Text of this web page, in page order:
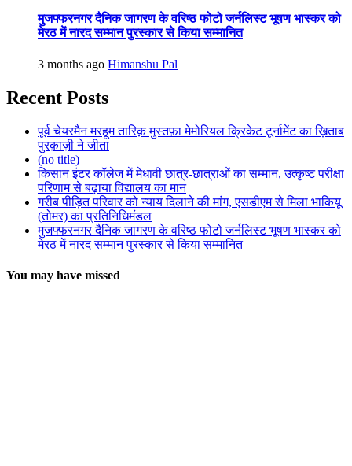
मुजफ्फरनगर दैनिक जागरण के वरिष्ठ फोटो जर्नलिस्ट भूषण भास्कर को
मेरठ में नारद सम्मान पुरस्कार से किया सम्मानित
3 months ago Himanshu Pal
Recent Posts
पूर्व चेयरमैन मरहूम तारिक़ मुस्तफ़ा मेमोरियल क्रिकेट टूर्नामेंट का ख़िताब
पुरक़ाज़ी ने जीता
(no title)
किसान इंटर कॉलेज में मेधावी छात्र-छात्राओं का सम्मान, उत्कृष्ट परीक्षा
परिणाम से बढ़ाया विद्यालय का मान
गरीब पीड़ित परिवार को न्याय दिलाने की मांग, एसडीएम से मिला भाकियू
(तोमर) का प्रतिनिधिमंडल
मुजफ्फरनगर दैनिक जागरण के वरिष्ठ फोटो जर्नलिस्ट भूषण भास्कर को
मेरठ में नारद सम्मान पुरस्कार से किया सम्मानित
You may have missed